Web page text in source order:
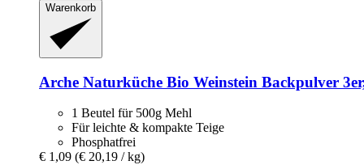
Warenkorb
Arche Naturküche Bio Weinstein Backpulver
1 Beutel für 500g Mehl
Für leichte & kompakte Teige
Phosphatfrei
€ 1,09 (€ 20,19 / kg)